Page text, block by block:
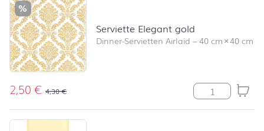
%
Serviette Elegant gold
Dinner-Servietten Airlaid –40 cm×40 cm
2,50€ 4,30€ Serviette